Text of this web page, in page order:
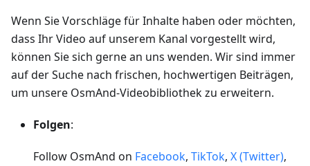
Wenn Sie Vorschläge für Inhalte haben oder möchten,
dass Ihr Video auf unserem Kanal vorgestellt wird,
können Sie sich gerne an uns wenden. Wir sind immer
auf der Suche nach frischen, hochwertigen Beiträgen,
um unsere OsmAnd-Videobibliothek zu erweitern.
Folgen:
Follow OsmAnd on Facebook, TikTok, X (Twitter),